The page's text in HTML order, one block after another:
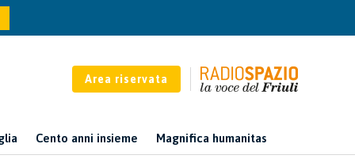
Area riservata
Cento anni insieme Magnifica humanitas